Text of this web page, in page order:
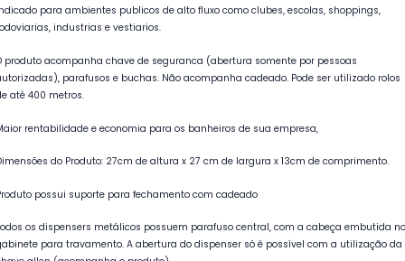
para ambientes publicos de alto fluxo como clubes, escolas, shoppings,
industrias e vestiarios.
produto acompanha chave de seguranca (abertura somente por pessoas
parafusos e buchas. Não acompanha cadeado. Pode ser utilizado rolos
até 400 metros.
rentabilidade e economia para os banheiros de sua empresa,
do Produto: 27cm de altura x 27 cm de largura x 13cm de comprimento.
possui suporte para fechamento com cadeado
os dispensers metálicos possuem parafuso central, com a cabeça embutida no
para travamento. A abertura do dispenser só é possível com a utilização da